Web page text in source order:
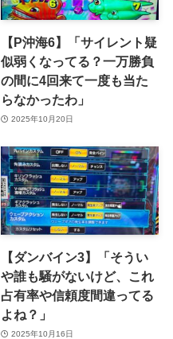
【P沖海6】「サイレント疑
似弱くなってる？一万勝負
の間に4回来て一度も当た
らなかったわ」
2025年10月20日
【ダンバイン3】「そうい
や誰も騒がないけど、これ
占有率や信頼度間違ってる
よね？」
2025年10月16日